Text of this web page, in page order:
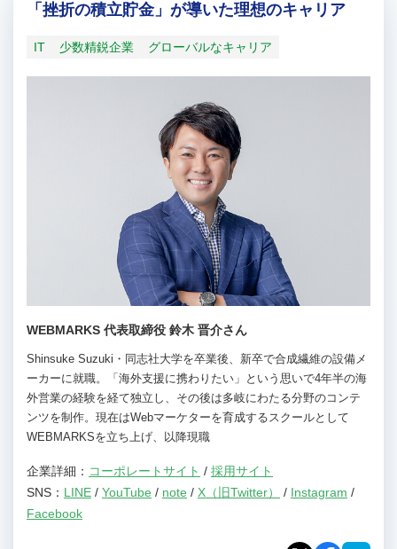
「挫折の積立貯金」が導いた理想のキャリア
IT 少数精鋭企業 グローバルなキャリア
WEBMARKS 代表取締役 鈴木 晋介さん
Shinsuke Suzuki・同志社大学を卒業後、新卒で合成繊維の設備メ
ーカーに就職。「海外支援に携わりたい」という思いで4年半の海
外営業の経験を経て独立し、その後は多岐にわたる分野のコンテ
ンツを制作。現在はWebマーケターを育成するスクールとして
WEBMARKSを立ち上げ、以降現職
企業詳細： コーポレートサイト / 採用サイト
SNS： LINE / YouTube / note / X（旧Twitter） / Instagram /
Facebook